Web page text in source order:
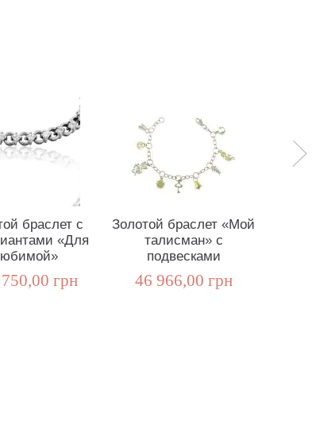
браслет с
«Для
грн
Золотой браслет «Мой
талисман» с
подвесками
46 966,00 грн